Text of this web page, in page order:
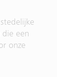
een
onze